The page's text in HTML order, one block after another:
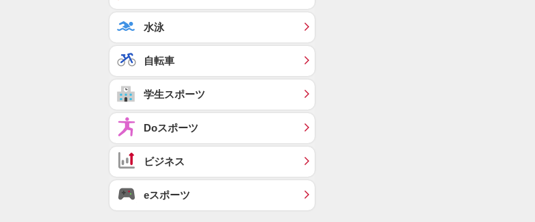
水泳
自転車
学生スポーツ
Doスポーツ
ビジネス
eスポーツ